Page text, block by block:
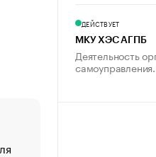
ДЕЙСТВУЕТ
МКУ ХЭС АГПБ
Деятельность